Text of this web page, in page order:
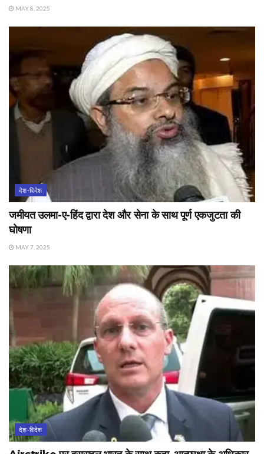
MAY 8, 2025
देश-विदेश
जमीयत उलमा-ए-हिंद द्वारा देश और सेना के साथ पूर्ण एकजुटता की
घोषणा
MAY 7, 2025
देश-विदेश